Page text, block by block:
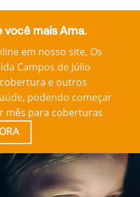
você mais Ama.
em nosso site, Os
Campos de Júlio
e outros
podendo começar
mês para coberturas